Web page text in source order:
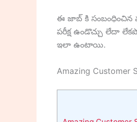
ఈ జాబ్ కి సంబంధించిన
పరీక్ష ఉండొచ్చు లేదా
ఇలా ఉంటాయి.
Amazing Customer